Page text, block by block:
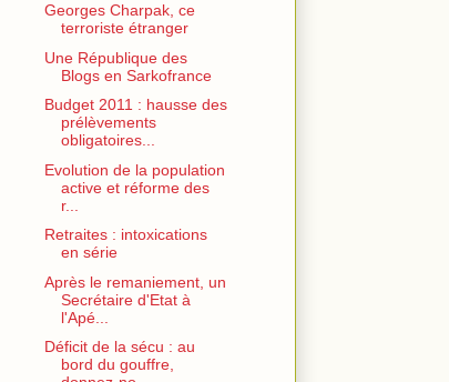
Georges Charpak, ce
terroriste étranger
Une République des
Blogs en Sarkofrance
Budget 2011 : hausse des
prélèvements
obligatoires...
Evolution de la population
active et réforme des
r...
Retraites : intoxications
en série
Après le remaniement, un
Secrétaire d'Etat à
l'Apé...
Déficit de la sécu : au
bord du gouffre,